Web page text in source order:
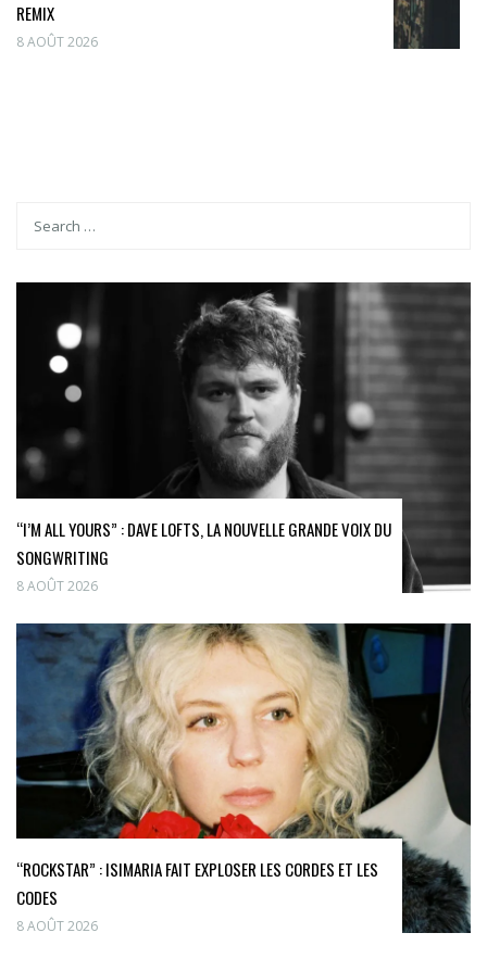
REMIX
8 AOÛT 2026
“I’M ALL YOURS” : DAVE LOFTS, LA NOUVELLE GRANDE VOIX DU
SONGWRITING
8 AOÛT 2026
“ROCKSTAR” : ISIMARIA FAIT EXPLOSER LES CORDES ET LES
CODES
8 AOÛT 2026